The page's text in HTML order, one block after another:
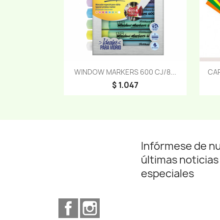
WINDOW MARKERS 600 CJ/8...
$ 1.047
Vista rápida
Infórmese de
últimas
especiales
Facebook